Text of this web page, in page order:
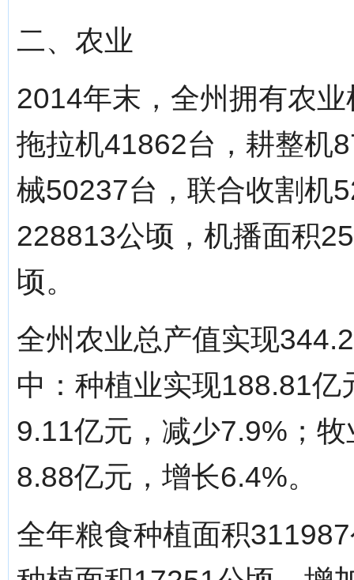
二、农业
2014年末，全州拥有农
拖拉机41862台，耕整机
械50237台，联合收割机
228813公顷，机播面积
顷。
全州农业总产值实现
中：种植业实现188.81
9.11亿元，减少7.9%；
8.88亿元，增长6.4%。
全年粮食种植面积